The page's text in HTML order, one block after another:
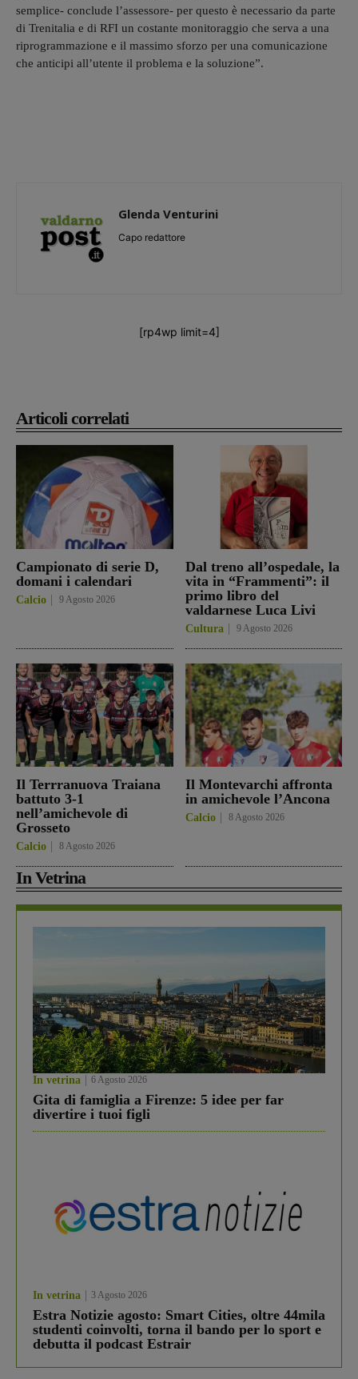
Articoli correlati
Campionato di serie D,
domani i calendari
Calcio 9 Agosto 2026
Dal treno all’ospedale, la
vita in “Frammenti”: il
primo libro del
valdarnese Luca Livi
Cultura 9 Agosto 2026
Il Terrranuova Traiana
battuto 3-1
nell’amichevole di
Grosseto
Calcio 8 Agosto 2026
Il Montevarchi affronta
in amichevole l’Ancona
Calcio 8 Agosto 2026
In Vetrina
In vetrina 6 Agosto 2026
Gita di famiglia a Firenze: 5 idee per far
divertire i tuoi figli
In vetrina 3 Agosto 2026
Estra Notizie agosto: Smart Cities, oltre 44mila
studenti coinvolti, torna il bando per lo sport e
debutta il podcast Estrair
semplice- conclude l’assessore- per questo è necessario da parte
di Trenitalia e di RFI un costante monitoraggio che serva a una
riprogrammazione e il massimo sforzo per una comunicazione
che anticipi all’utente il problema e la soluzione”.
Glenda Venturini
Capo redattore
[rp4wp limit=4]